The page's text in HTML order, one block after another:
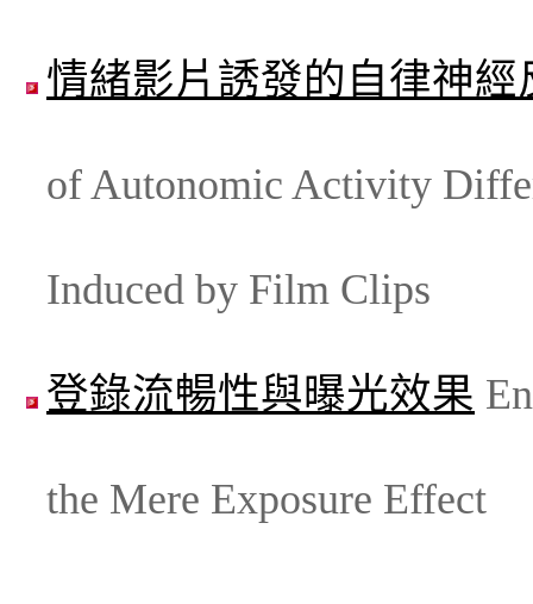
情緒影片誘發的自律神經
of Autonomic Activity
Induced by Film Clips
登錄流暢性與曝光效果
the Mere Exposure Effect